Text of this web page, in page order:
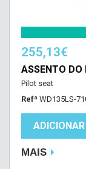
255,13€
ASSENTO DO
Pilot seat
Refª WD135LS-
MAIS